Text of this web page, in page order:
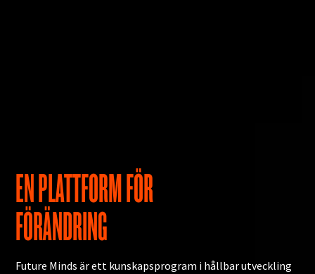
EN PLATTFORM FÖR
FÖRÄNDRING
Future Minds är ett kunskapsprogram i hållbar utveckling